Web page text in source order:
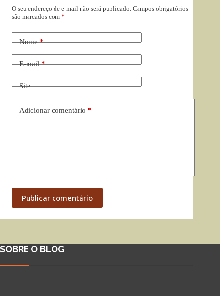
O seu endereço de e-mail não será publicado. Campos obrigatórios
são marcados com *
Nome*
E-mail*
Site
Adicionar comentário *
Publicar comentário
SOBRE O BLOG